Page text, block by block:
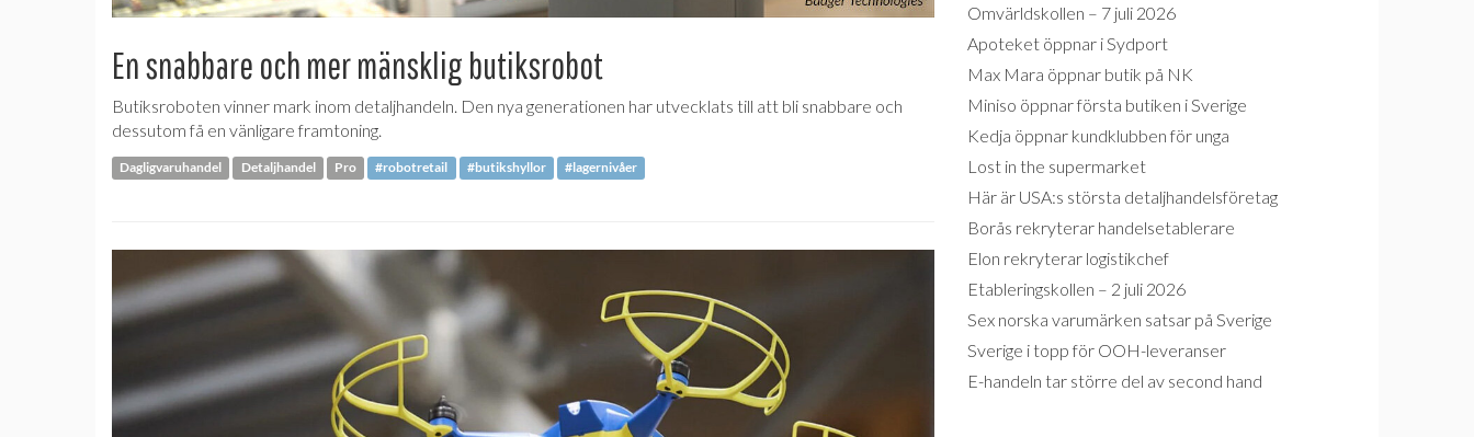
En snabbare och mer mänsklig butiksrobot
Butiksroboten vinner mark inom detaljhandeln. Den nya generationen har utvecklats till att bli snabbare och
dessutom få en vänligare framtoning.
Dagligvaruhandel Detaljhandel Pro #robotretail #butikshyllor #lagernivåer
Omvärldskollen – 7 juli 2026
Apoteket öppnar i Sydport
Max Mara öppnar butik på NK
Miniso öppnar första butiken i Sverige
Kedja öppnar kundklubben för unga
Lost in the supermarket
Här är USA:s största detaljhandelsföretag
Borås rekryterar handelsetablerare
Elon rekryterar logistikchef
Etableringskollen – 2 juli 2026
Sex norska varumärken satsar på Sverige
Sverige i topp för OOH-leveranser
E-handeln tar större del av second hand